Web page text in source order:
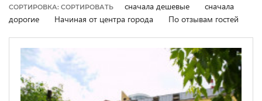
СОРТИРОВКА: СОРТИРОВАТЬ сначала дешевые
сначала
дорогие
Начиная от центра города По отзывам гостей